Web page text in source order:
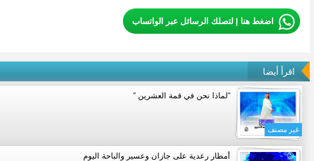
اضغط هنا | لتصلك الرسائل عبر الواتساب
اقرأ أيضا
غير مصنف
“لماذا نحن في قمة العشرين “
أمطار رعدية على جازان وعسير والباحة اليوم